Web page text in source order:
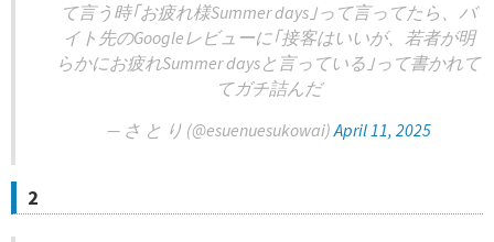
て言う時｢お疲れ様Summer days｣って言ってたら、バ
イト先のGoogleレビューに｢接客はいいが、若者が明
らかにお疲れSummer daysと言っている｣って書かれて
てガチ詰んだ
— さ と り (@esuenuesukowai)April 11, 2025
2